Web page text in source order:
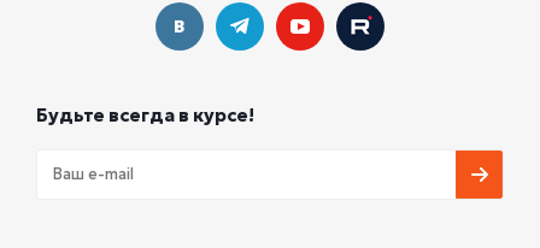
Будьте всегда в курсе!